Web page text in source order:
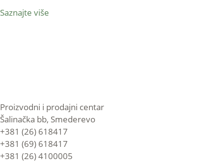
Saznajte više
Proizvodni i prodajni centar
Šalinačka bb, Smederevo
+381 (26) 618417
+381 (69) 618417
+381 (26) 4100005